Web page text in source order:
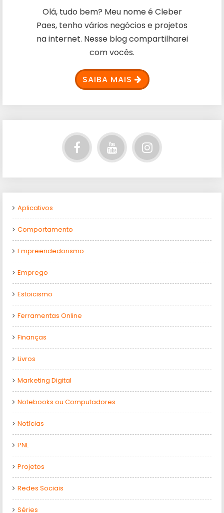
Olá, tudo bem? Meu nome é Cleber
Paes, tenho vários negócios e projetos
na internet. Nesse blog compartilharei
com vocês.
SAIBA MAIS
Aplicativos
Comportamento
Empreendedorismo
Emprego
Estoicismo
Ferramentas Online
Finanças
Livros
Marketing Digital
Notebooks ou Computadores
Notícias
PNL
Projetos
Redes Sociais
Séries